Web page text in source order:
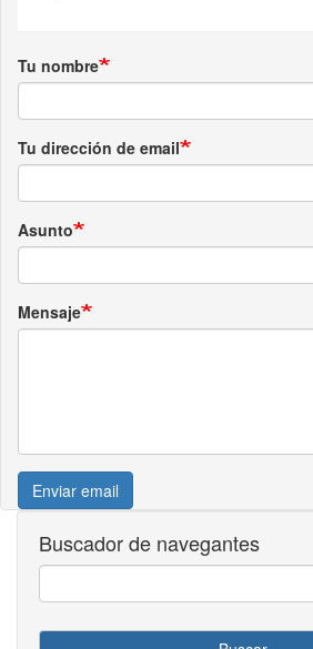
Tu nombre
Tu dirección de email
Asunto
Mensaje
Enviar email
Buscador de navegantes